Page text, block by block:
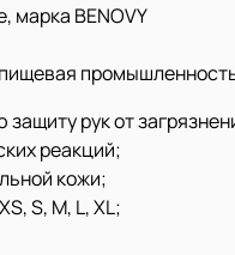
марка BENOVY
рук от
реакций;
кожи;
S, M, L, XL;